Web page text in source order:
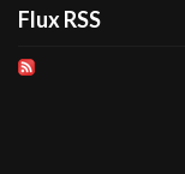
Flux RSS